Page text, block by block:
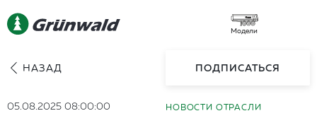
Модели
НАЗАД ПОДПИСАТЬСЯ
05.08.2025 08:00:00 НОВОСТИ ОТРАСЛИ